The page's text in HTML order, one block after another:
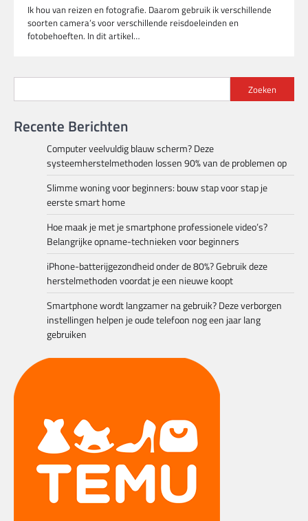
Ik hou van reizen en fotografie. Daarom gebruik ik verschillende
soorten camera’s voor verschillende reisdoeleinden en
fotobehoeften. In dit artikel…
Zoeken
Recente Berichten
Computer veelvuldig blauw scherm? Deze
systeemherstelmethoden lossen 90% van de problemen op
Slimme woning voor beginners: bouw stap voor stap je
eerste smart home
Hoe maak je met je smartphone professionele video’s?
Belangrijke opname-technieken voor beginners
iPhone-batterijgezondheid onder de 80%? Gebruik deze
herstelmethoden voordat je een nieuwe koopt
Smartphone wordt langzamer na gebruik? Deze verborgen
instellingen helpen je oude telefoon nog een jaar lang
gebruiken